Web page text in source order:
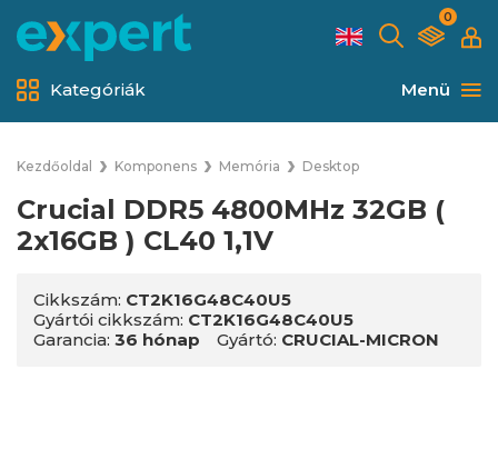
0
Menü
Kategóriák
Kezdőoldal Komponens Memória Desktop
Crucial DDR5 4800MHz 32GB (
2x16GB ) CL40 1,1V
Cikkszám: CT2K16G48C40U5
Gyártói cikkszám: CT2K16G48C40U5
Garancia: 36 hónap Gyártó: CRUCIAL-MICRON